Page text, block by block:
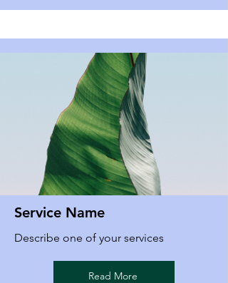
Service Name
Describe one of your services
Read More